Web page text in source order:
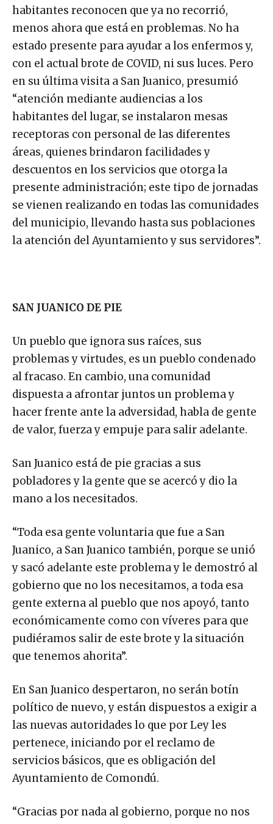
habitantes reconocen que ya no recorrió,
menos ahora que está en problemas. No ha
estado presente para ayudar a los enfermos y,
con el actual brote de COVID, ni sus luces. Pero
en su última visita a San Juanico, presumió
“atención mediante audiencias a los
habitantes del lugar, se instalaron mesas
receptoras con personal de las diferentes
áreas, quienes brindaron facilidades y
descuentos en los servicios que otorga la
presente administración; este tipo de jornadas
se vienen realizando en todas las comunidades
del municipio, llevando hasta sus poblaciones
la atención del Ayuntamiento y sus servidores”.
SAN JUANICO DE PIE
Un pueblo que ignora sus raíces, sus
problemas y virtudes, es un pueblo condenado
al fracaso. En cambio, una comunidad
dispuesta a afrontar juntos un problema y
hacer frente ante la adversidad, habla de gente
de valor, fuerza y empuje para salir adelante.
San Juanico está de pie gracias a sus
pobladores y la gente que se acercó y dio la
mano a los necesitados.
“Toda esa gente voluntaria que fue a San
Juanico, a San Juanico también, porque se unió
y sacó adelante este problema y le demostró al
gobierno que no los necesitamos, a toda esa
gente externa al pueblo que nos apoyó, tanto
económicamente como con víveres para que
pudiéramos salir de este brote y la situación
que tenemos ahorita”.
En San Juanico despertaron, no serán botín
político de nuevo, y están dispuestos a exigir a
las nuevas autoridades lo que por Ley les
pertenece, iniciando por el reclamo de
servicios básicos, que es obligación del
Ayuntamiento de Comondú.
“Gracias por nada al gobierno, porque no nos